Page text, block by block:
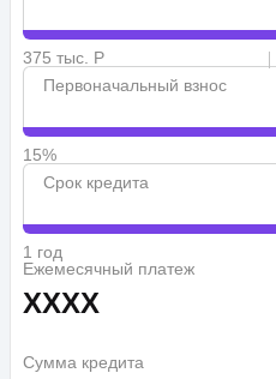
375 тыс. Р
Первоначальный взнос
15%
Срок кредита
1 год
Ежемесячный платеж
XXXX
Сумма кредита